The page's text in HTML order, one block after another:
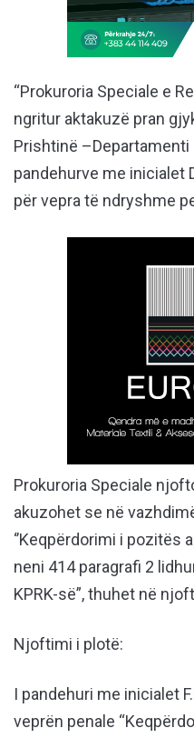
“Prokuroria Speciale e
ngritur aktakuzë pran
Prishtinë –Departamenti
pandehurve me inicialet
për vepra të ndryshme
Prokuroria Speciale
akuzohet se në
‘’Keqpërdorimi i pozitës
neni 414 paragrafi 2
KPRK-së”, thuhet në
Njoftimi i plotë:
I pandehuri me inicialet
veprën penale